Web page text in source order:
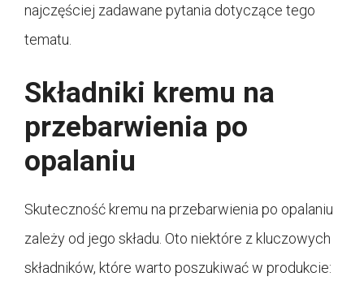
najczęściej zadawane pytania dotyczące tego
tematu.
Składniki kremu na
przebarwienia po
opalaniu
Skuteczność kremu na przebarwienia po opalaniu
zależy od jego składu. Oto niektóre z kluczowych
składników, które warto poszukiwać w produkcie: